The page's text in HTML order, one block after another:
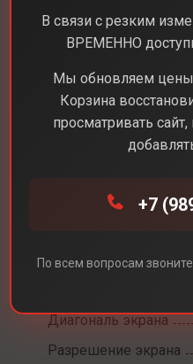
Планшеты
A9 4G
Диагональ экрана
Разрешение экрана
В связи с резким
ВРЕМЕННО
Мы обновляем цены
Корзина
просматривать
+7
По всем вопросам